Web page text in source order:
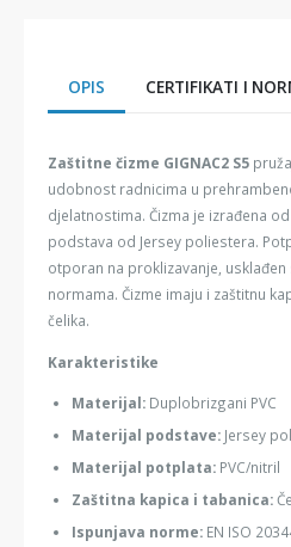
OPIS CERTIFIKATI I
Zaštitne čizme GIGNAC2 S5
udobnost radnicima u
djelatnostima. Čizma je izrađena
podstava od Jersey poliestera.
otporan na proklizavanje, usklađen
normama. Čizme imaju i zaštitnu
čelika.
Karakteristike
Materijal: Duplobrizgani PVC
Materijal podstave: Jersey
Materijal potplata: PVC/nitril
Zaštitna kapica i tabanica:
Ispunjava norme: EN ISO